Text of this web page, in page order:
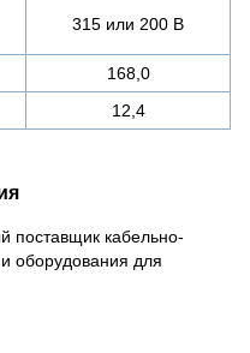
315 или 200 В
168,0
12,4
поставщик кабельно-
оборудования для